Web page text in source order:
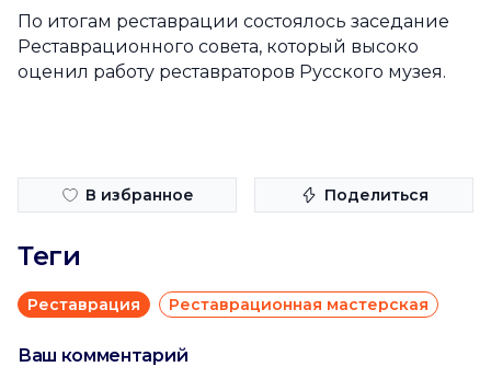
По итогам реставрации состоялось заседание
Реставрационного совета, который высоко
оценил работу реставраторов Русского музея.
В избранное Поделиться
Теги
Реставрация Реставрационная мастерская
Ваш комментарий